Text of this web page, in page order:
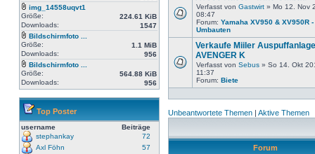
img_14558uqvt1
Größe:
224.61 KiB
Downloads:
1547
Bildschirmfoto ...
Größe:
1.1 MiB
Downloads:
956
Bildschirmfoto ...
Größe:
564.88 KiB
Downloads:
956
Top Poster
username
Beiträge
stephankay
72
Axl Föhn
57
Verfasst von Gastwirt » Mo 12. Nov
08:47
Forum: Yamaha XV950 & XV950R -
Umbauten
Verkaufe Miiler Auspuffanlage
AVENGER K
Verfasst von Sebus » So 14. Okt
11:37
Forum: Biete
Unbeantwortete Themen | Aktive Themen
Forum